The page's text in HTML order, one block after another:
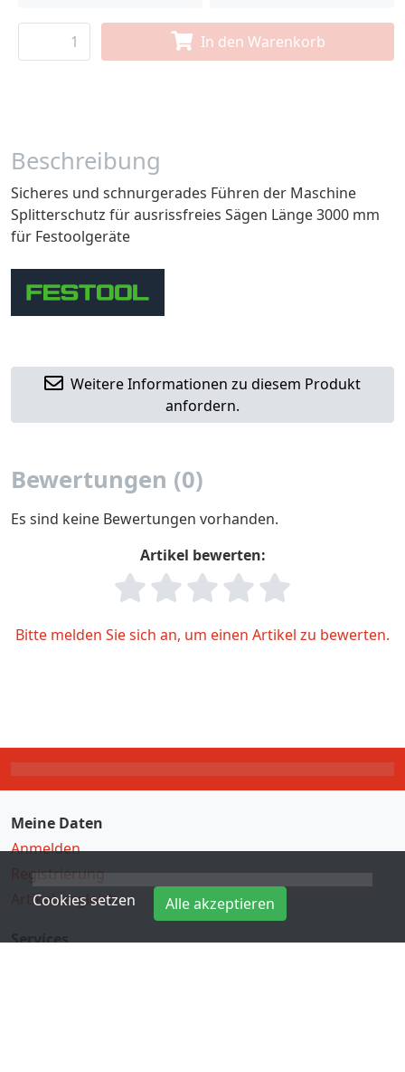
In den Warenkorb
Beschreibung
Sicheres und schnurgerades Führen der Maschine
Splitterschutz für ausrissfreies Sägen Länge 3000 mm
für Festoolgeräte
Weitere Informationen zu diesem Produkt
anfordern.
Bewertungen (0)
Es sind keine Bewertungen vorhanden.
Artikel bewerten:
Bitte melden Sie sich an, um einen Artikel zu bewerten.
Meine Daten
Anmelden
Registrierung
Artikelvergleich
Services
Cookies setzen Alle akzeptieren